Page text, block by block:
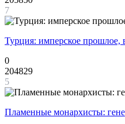
7
Турция: имперское прошлое,
0
204829
5
Пламенные монархисты: